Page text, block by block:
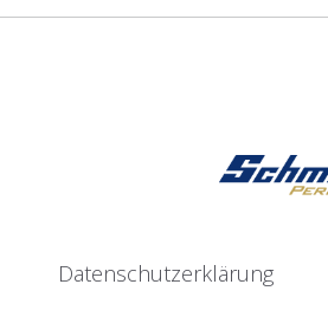
Datenschutzerklärung